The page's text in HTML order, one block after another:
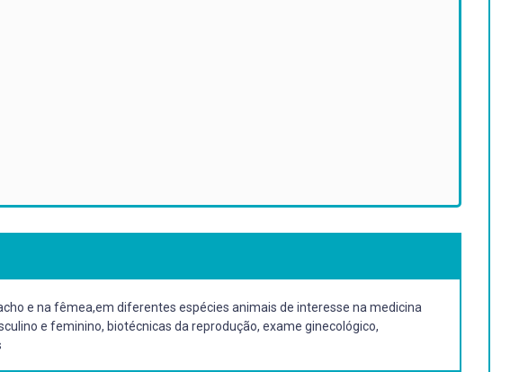
e na fêmea,em diferentes espécies animais de interesse na medicina
e feminino, biotécnicas da reprodução, exame ginecológico,